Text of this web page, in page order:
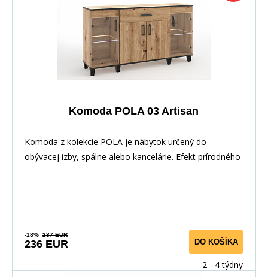
Komoda POLA 03 Artisan
Komoda z kolekcie POLA je nábytok určený do
obývacej izby, spálne alebo kancelárie. Efekt prírodného
-18% 287 EUR
236 EUR DO KOŠÍKA
2 - 4 týdny